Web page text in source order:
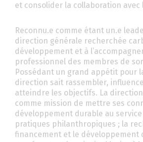
et consolider la collaboration avec
Reconnu.e comme étant un.e
direction générale recherchée
développement et à
professionnel des membres de
Possédant un grand appétit pour
direction sait rassembler,
atteindre les objectifs. La
comme mission de mettre ses
développement durable au
pratiques philanthropiques ; la
financement et le développement